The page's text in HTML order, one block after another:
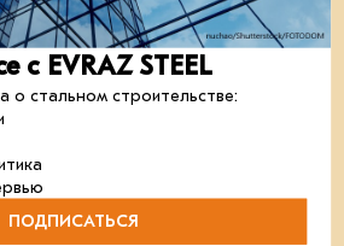
с EVRAZ STEEL
о стальном строительстве:
ПОДПИСАТЬСЯ